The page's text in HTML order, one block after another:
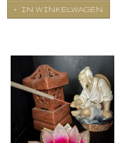
IN WINKELWAGEN